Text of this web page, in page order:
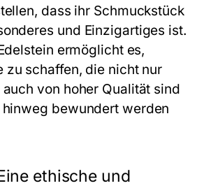
dass ihr Schmuckstück
und Einzigartiges ist.
ermöglicht es,
zu schaffen, die nicht nur
von hoher Qualität sind
bewundert werden
ethische und